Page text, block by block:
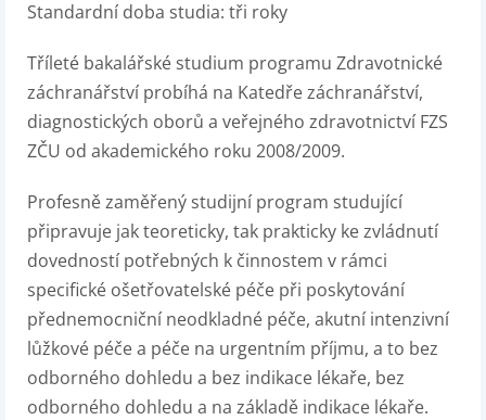
Standardní doba studia: tři roky
Tříleté bakalářské studium programu Zdravotnické
záchranářství probíhá na Katedře záchranářství,
diagnostických oborů a veřejného zdravotnictví FZS
ZČU od akademického roku 2008/2009.
Profesně zaměřený studijní program studující
připravuje jak teoreticky, tak prakticky ke zvládnutí
dovedností potřebných k činnostem v rámci
specifické ošetřovatelské péče při poskytování
přednemocniční neodkladné péče, akutní intenzivní
lůžkové péče a péče na urgentním příjmu, a to bez
odborného dohledu a bez indikace lékaře, bez
odborného dohledu a na základě indikace lékaře.